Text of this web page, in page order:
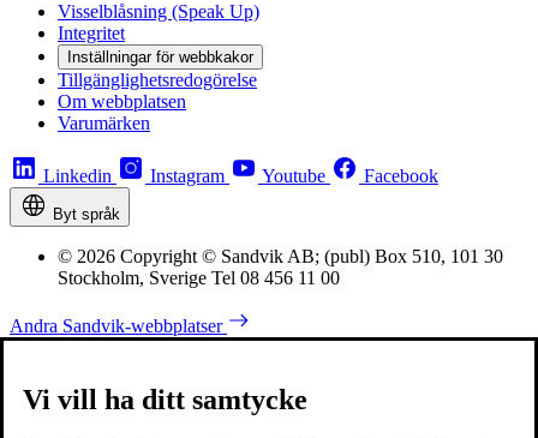
Visselblåsning (Speak Up)
Integritet
Inställningar för webbkakor
Tillgänglighetsredogörelse
Om webbplatsen
Varumärken
Linkedin Instagram Youtube Facebook
Byt språk
© 2026 Copyright © Sandvik AB; (publ) Box 510, 101 30
Stockholm, Sverige Tel 08 456 11 00
Andra Sandvik-webbplatser
Vi vill ha ditt samtycke